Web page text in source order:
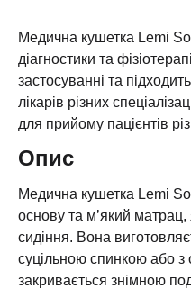
Медична кушетка Lemi
діагностики та
застосуванні та
лікарів різних
для прийому пацієнтів
Опис
Медична кушетка Lemi
основу та м’який
сидіння. Вона
суцільною спинкою або
закривається знімною